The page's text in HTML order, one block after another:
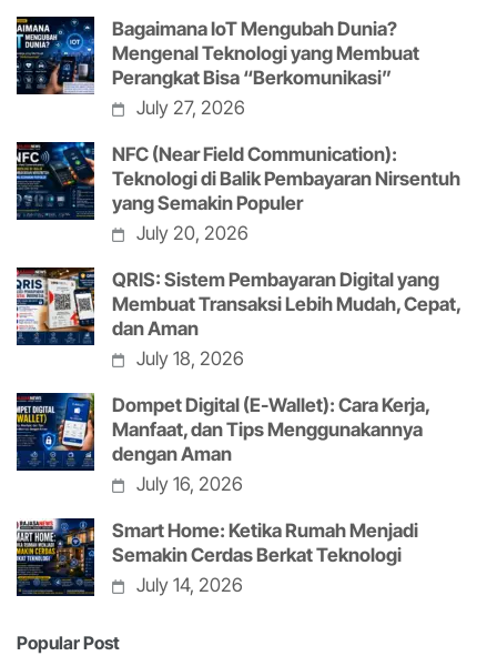
Bagaimana IoT Mengubah Dunia?
Mengenal Teknologi yang Membuat
Perangkat Bisa “Berkomunikasi”
July 27, 2026
NFC (Near Field Communication):
Teknologi di Balik Pembayaran Nirsentuh
yang Semakin Populer
July 20, 2026
QRIS: Sistem Pembayaran Digital yang
Membuat Transaksi Lebih Mudah, Cepat,
dan Aman
July 18, 2026
Dompet Digital (E-Wallet): Cara Kerja,
Manfaat, dan Tips Menggunakannya
dengan Aman
July 16, 2026
Smart Home: Ketika Rumah Menjadi
Semakin Cerdas Berkat Teknologi
July 14, 2026
Popular Post